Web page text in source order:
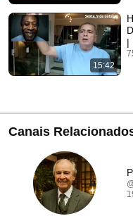
15:42
|
Canais